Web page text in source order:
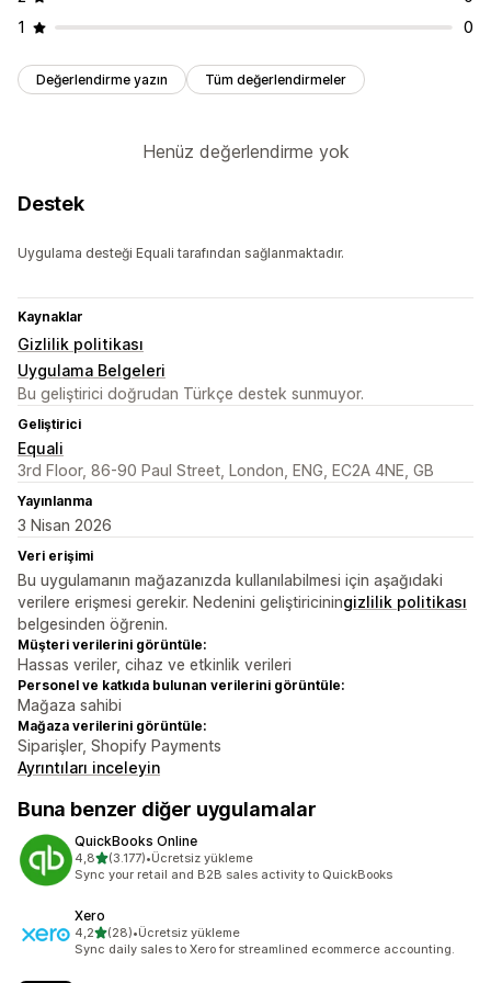
1
0
Değerlendirme yazın Tüm değerlendirmeler
Henüz değerlendirme yok
Destek
Uygulama desteği Equali tarafından sağlanmaktadır.
Kaynaklar
Gizlilik politikası
Uygulama Belgeleri
Bu geliştirici doğrudan Türkçe destek sunmuyor.
Geliştirici
Equali
3rd Floor, 86-90 Paul Street, London, ENG, EC2A 4NE, GB
Yayınlanma
3 Nisan 2026
Veri erişimi
Bu uygulamanın mağazanızda kullanılabilmesi için aşağıdaki
verilere erişmesi gerekir. Nedenini geliştiriciningizlilik politikası
belgesinden öğrenin.
Müşteri verilerini görüntüle:
Hassas veriler, cihaz ve etkinlik verileri
Personel ve katkıda bulunan verilerini görüntüle:
Mağaza sahibi
Mağaza verilerini görüntüle:
Siparişler, Shopify Payments
Ayrıntıları inceleyin
Buna benzer diğer uygulamalar
QuickBooks Online
4,85 yıldız üzerinden
(3.177)
toplam 3177 değerlendirme
•Ücretsiz yükleme
Sync your retail and B2B sales activity to QuickBooks
Xero
4,25 yıldız üzerinden
(28)
toplam 28 değerlendirme
•Ücretsiz yükleme
Sync daily sales to Xero for streamlined ecommerce accounting.